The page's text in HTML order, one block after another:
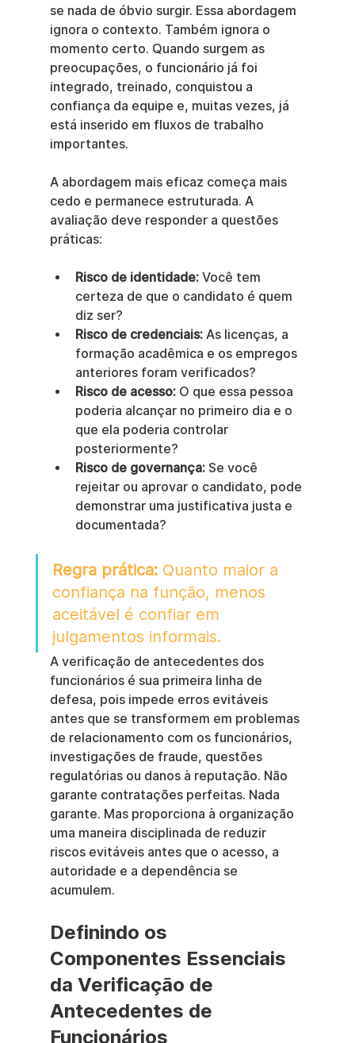
se nada de óbvio surgir. Essa abordagem
ignora o contexto. Também ignora o
momento certo. Quando surgem as
preocupações, o funcionário já foi
integrado, treinado, conquistou a
confiança da equipe e, muitas vezes, já
está inserido em fluxos de trabalho
importantes.
A abordagem mais eficaz começa mais
cedo e permanece estruturada. A
avaliação deve responder a questões
práticas:
Risco de identidade: Você tem
certeza de que o candidato é quem
diz ser?
Risco de credenciais: As licenças, a
formação acadêmica e os empregos
anteriores foram verificados?
Risco de acesso: O que essa pessoa
poderia alcançar no primeiro dia e o
que ela poderia controlar
posteriormente?
Risco de governança: Se você
rejeitar ou aprovar o candidato, pode
demonstrar uma justificativa justa e
documentada?
Regra prática: Quanto maior a
confiança na função, menos
aceitável é confiar em
julgamentos informais.
A verificação de antecedentes dos
funcionários é sua primeira linha de
defesa, pois impede erros evitáveis
antes que se transformem em problemas
de relacionamento com os funcionários,
investigações de fraude, questões
regulatórias ou danos à reputação. Não
garante contratações perfeitas. Nada
garante. Mas proporciona à organização
uma maneira disciplinada de reduzir
riscos evitáveis antes que o acesso, a
autoridade e a dependência se
acumulem.
Definindo os
Componentes Essenciais
da Verificação de
Antecedentes de
Funcionários